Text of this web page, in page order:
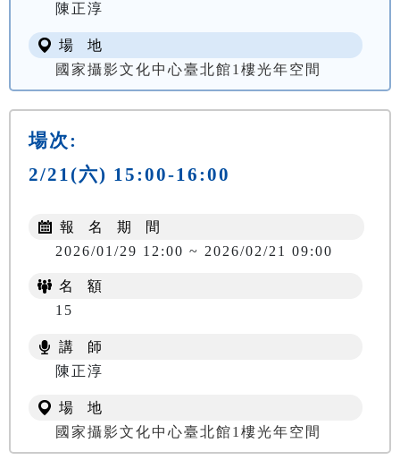
陳正淳
場 地
國家攝影文化中心臺北館1樓光年空間
場次:
2/21(六) 15:00-16:00
報 名 期 間
2026/01/29 12:00 ~ 2026/02/21 09:00
名 額
15
講 師
陳正淳
場 地
國家攝影文化中心臺北館1樓光年空間